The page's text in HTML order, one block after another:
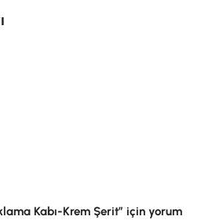
Kabı-Krem Şerit” için yorum